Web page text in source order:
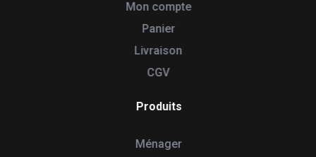
Mon compte
Panier
Livraison
CGV
Produits
Ménager